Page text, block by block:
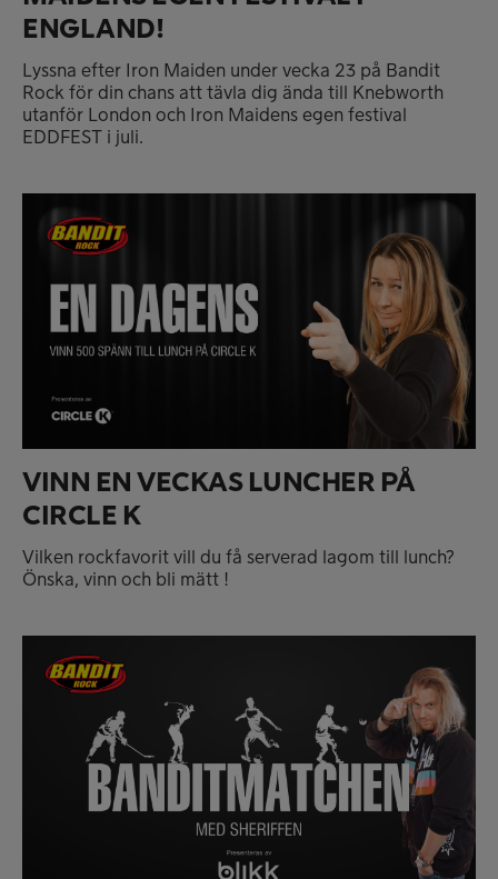
ENGLAND!
Lyssna efter Iron Maiden under vecka 23 på Bandit
Rock för din chans att tävla dig ända till Knebworth
utanför London och Iron Maidens egen festival
EDDFEST i juli.
VINN EN VECKAS LUNCHER PÅ
CIRCLE K
Vilken rockfavorit vill du få serverad lagom till lunch?
Önska, vinn och bli mätt !